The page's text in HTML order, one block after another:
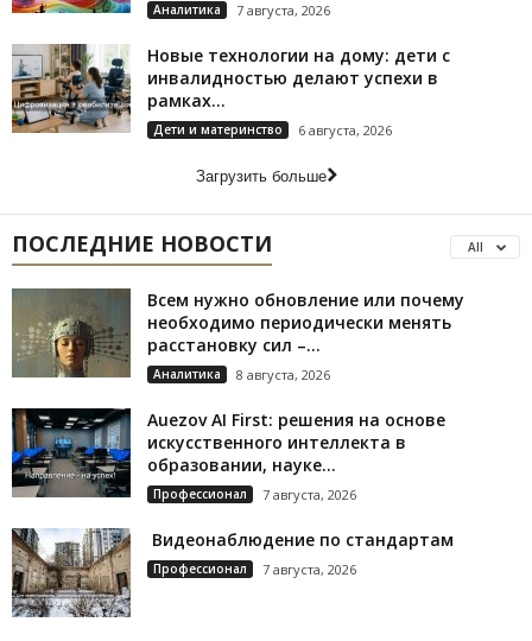
Аналитика 7 августа, 2026
Новые технологии на дому: дети с
инвалидностью делают успехи в
рамках...
Дети и материнство 6 августа, 2026
Загрузить больше
ПОСЛЕДНИЕ НОВОСТИ All
Всем нужно обновление или почему
необходимо периодически менять
расстановку сил –...
Аналитика 8 августа, 2026
Auezov AI First: решения на основе
искусственного интеллекта в
образовании, науке...
Профессионал 7 августа, 2026
Видеонаблюдение по стандартам
Профессионал 7 августа, 2026